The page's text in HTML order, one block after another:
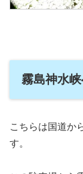
霧島神水
こちらは国道か
す。